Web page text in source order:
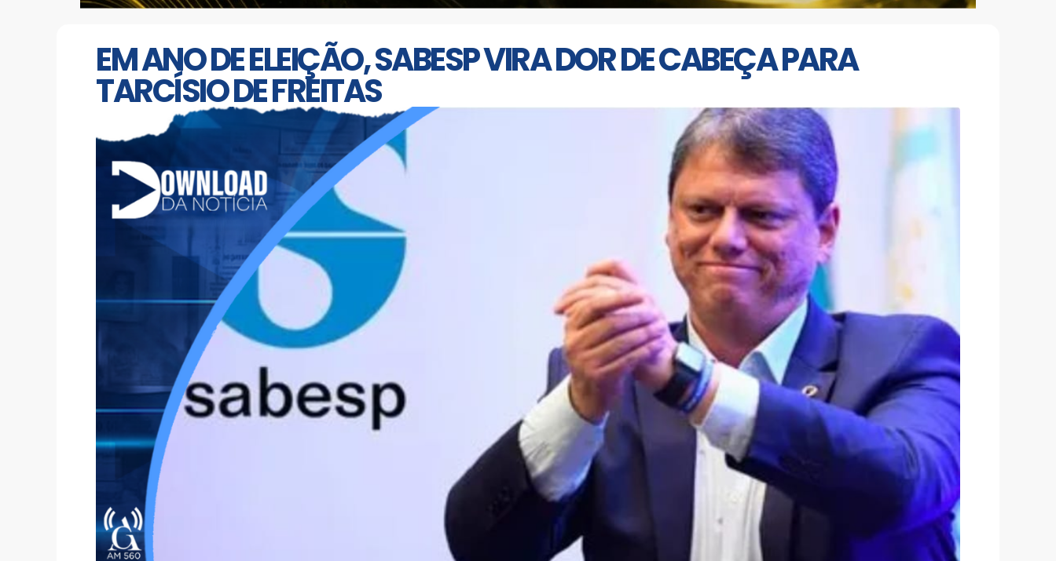
EM ANO DE ELEIÇÃO, SABESP VIRA DOR DE CABEÇA PARA
TARCÍSIO DE FREITAS